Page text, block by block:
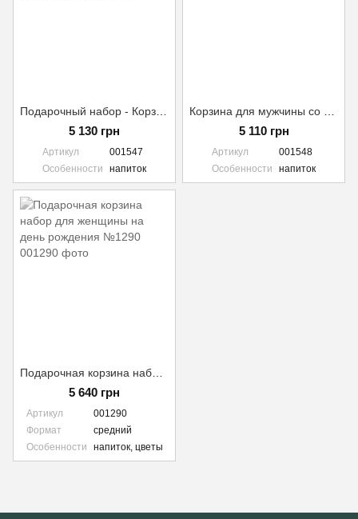
5 130 грн
Артикул
001547
Особенности
напиток
5 110 грн
Артикул
001548
Особенности
напиток
5 640 грн
Артикул
001290
Формат
средний
Особенности
напиток, цветы